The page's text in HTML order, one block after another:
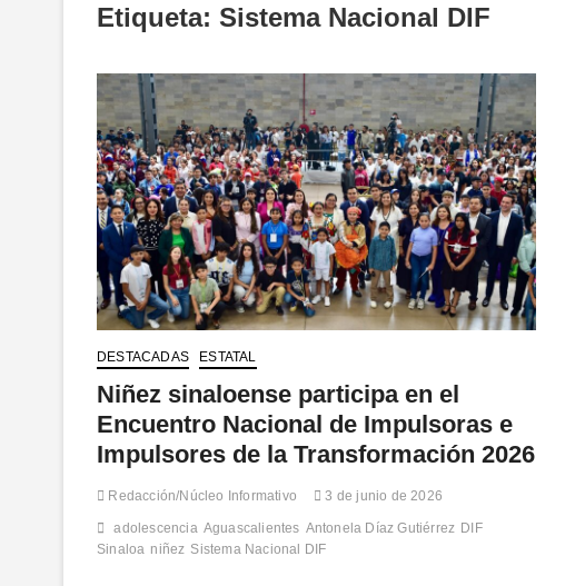
Etiqueta: Sistema Nacional DIF
DESTACADAS ESTATAL
Niñez sinaloense participa en el
Encuentro Nacional de Impulsoras e
Impulsores de la Transformación 2026
Redacción/Núcleo Informativo 3 de junio de 2026
adolescencia Aguascalientes Antonela Díaz Gutiérrez DIF
Sinaloa niñez Sistema Nacional DIF